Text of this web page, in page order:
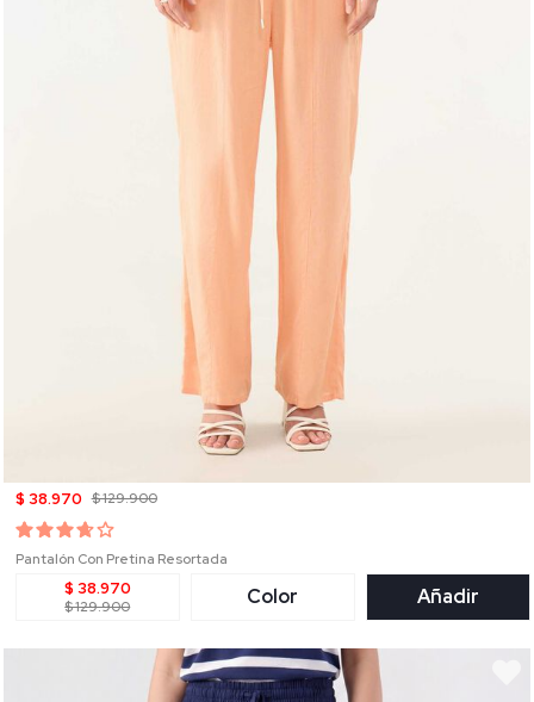
$ 38.970 $ 129.900
Pantalón Con Pretina Resortada
$ 38.970
$ 129.900 Color Añadir